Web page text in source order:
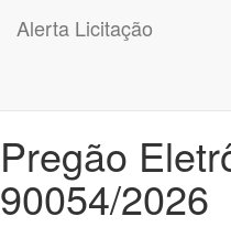
Alerta Licitação
Pregão
90054/2026